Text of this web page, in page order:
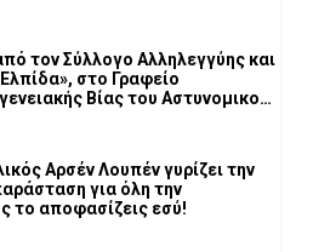
τον Σύλλογο Αλληλεγγύης και
στο Γραφείο
Βίας του Αστυνομικού
Αρσέν Λουπέν γυρίζει την
για όλη την
τέλος το αποφασίζεις εσύ!